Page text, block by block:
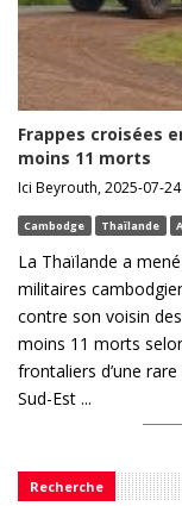
Frappes croisées
moins 11 morts
Ici Beyrouth, 2025-07-
Cambodge Thaïlande
La Thaïlande a
militaires
contre son voisin
moins 11 morts
frontaliers d’une
Sud-Est ...
Recherche